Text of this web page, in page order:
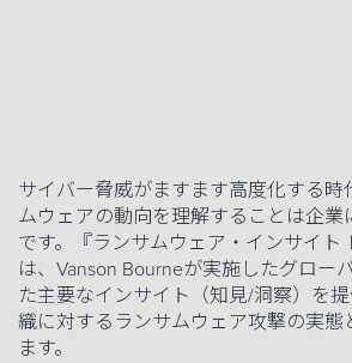
サイバー脅威がますます高度化する時
ムウェアの動向を理解することは企業
です。『ランサムウェア・インサイト
は、Vanson Bourneが実施したグロー
た主要なインサイト（知見/洞察）を
織に対するランサムウェア攻撃の実態
ます。